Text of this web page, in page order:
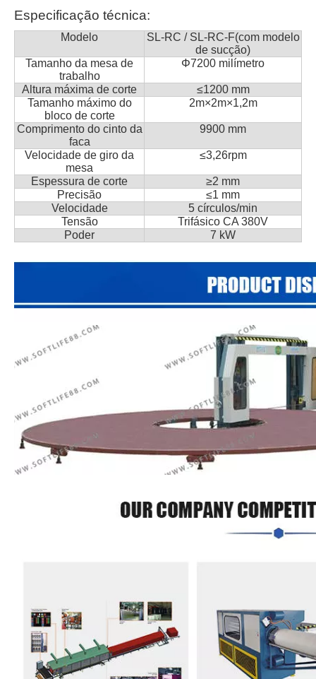
Especificação técnica:
Modelo
SL-RC / SL-RC-F(com modelo
de sucção)
Tamanho da mesa de
trabalho
Φ7200 milímetro
Altura máxima de corte
≤1200 mm
Tamanho máximo do
bloco de corte
2m×2m×1,2m
Comprimento do cinto da
faca
9900 mm
Velocidade de giro da
mesa
≤3,26rpm
Espessura de corte
≥2 mm
Precisão
≤1 mm
Velocidade
5 círculos/min
Tensão
Trifásico CA 380V
Poder
7 kW